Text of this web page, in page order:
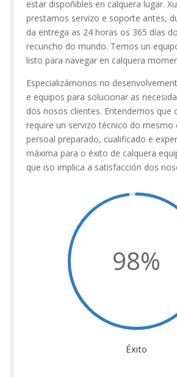
estar dispoñibles en calquera lugar.
prestamos servizo e soporte antes,
da entrega as 24 horas os 365 días
recuncho do mundo. Temos un
listo para navegar en calquera
Especializámonos no
e equipos para solucionar as
dos nosos clientes. Entendemos que
require un servizo técnico do mesmo
persoal preparado, cualificado e
máxima para o éxito de calquera
que iso implica a satisfacción dos
98%
Éxito